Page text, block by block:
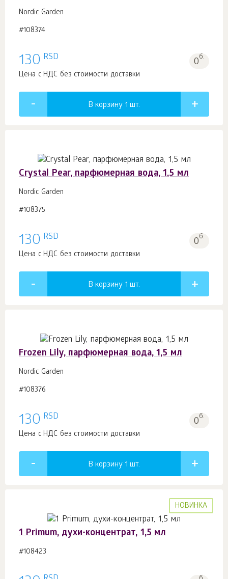
Nordic Garden
#108374
130 RSD 0б.
Цена с НДС без стоимости доставки
В корзину 1 шт.
Crystal Pear, парфюмерная вода, 1,5 мл
Nordic Garden
#108375
130 RSD 0б.
Цена с НДС без стоимости доставки
В корзину 1 шт.
Frozen Lily, парфюмерная вода, 1,5 мл
Nordic Garden
#108376
130 RSD 0б.
Цена с НДС без стоимости доставки
В корзину 1 шт.
НОВИНКА
1 Primum, духи-концентрат, 1,5 мл
#108423